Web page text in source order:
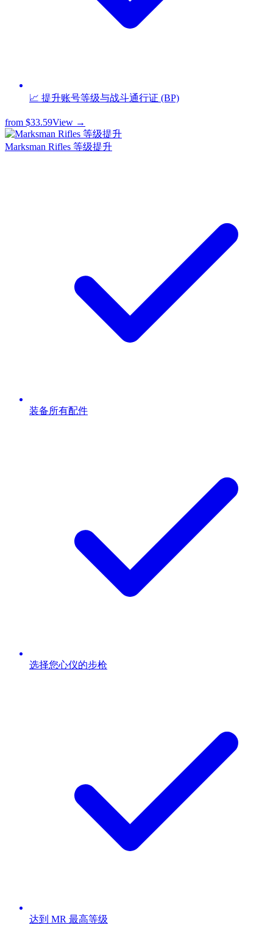
📈 提升账号等级与战斗通行证 (BP)
from $33.59View →
Marksman Rifles 等级提升
装备所有配件
选择您心仪的步枪
达到 MR 最高等级